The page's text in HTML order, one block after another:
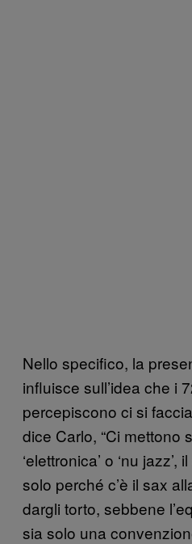
Nello specifico, la
influisce sull’idea che i
percepiscono ci si
dice Carlo, “Ci mettono
‘elettronica’ o ‘nu
solo perché c’è il sax
dargli torto, sebbene
sia solo una